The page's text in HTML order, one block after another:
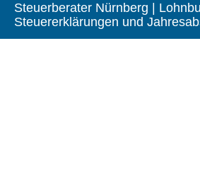
Steuerberater Nürnberg |
Steuererklärungen und